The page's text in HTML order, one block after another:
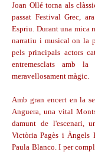
Joan Ollé torna als
passat Festival Grec,
Espriu. Durant una mica
narratiu i musical on la
pels principals actors
entremesclats amb
meravellosament màgic.
Amb gran encert en la
Anguera, una vital
damunt de l'escenari,
Victòria Pagès i Àngels
Paula Blanco. I per